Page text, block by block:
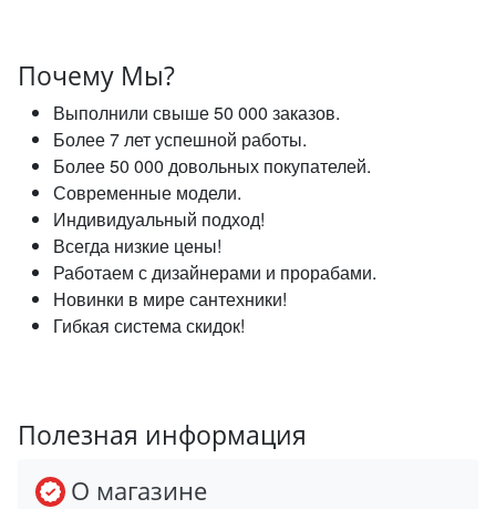
Почему Мы?
Выполнили свыше 50 000 заказов.
Более 7 лет успешной работы.
Более 50 000 довольных покупателей.
Современные модели.
Индивидуальный подход!
Всегда низкие цены!
Работаем с дизайнерами и прорабами.
Новинки в мире сантехники!
Гибкая система скидок!
Полезная информация
О магазине